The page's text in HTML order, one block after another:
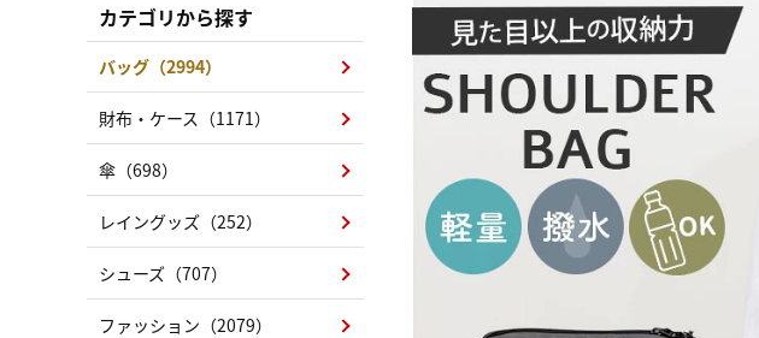
カテゴリから探す
バッグ（2994）
財布・ケース（1171）
傘（698）
レイングッズ（252）
シューズ（707）
ファッション（2079）